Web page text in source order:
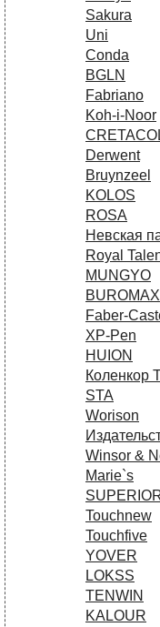
Sakura
Uni
Conda
BGLN
Fabriano
Koh-i-Noor
Derwent
Bruynzeel
KOLOS
ROSA
Невская
Royal
MUNGYO
BUROMAX
Faber-
XP-Pen
HUION
Коленкор
STA
Worison
Winsor &
Marie`s
Touchnew
Touchfive
YOVER
LOKSS
TENWIN
KALOUR